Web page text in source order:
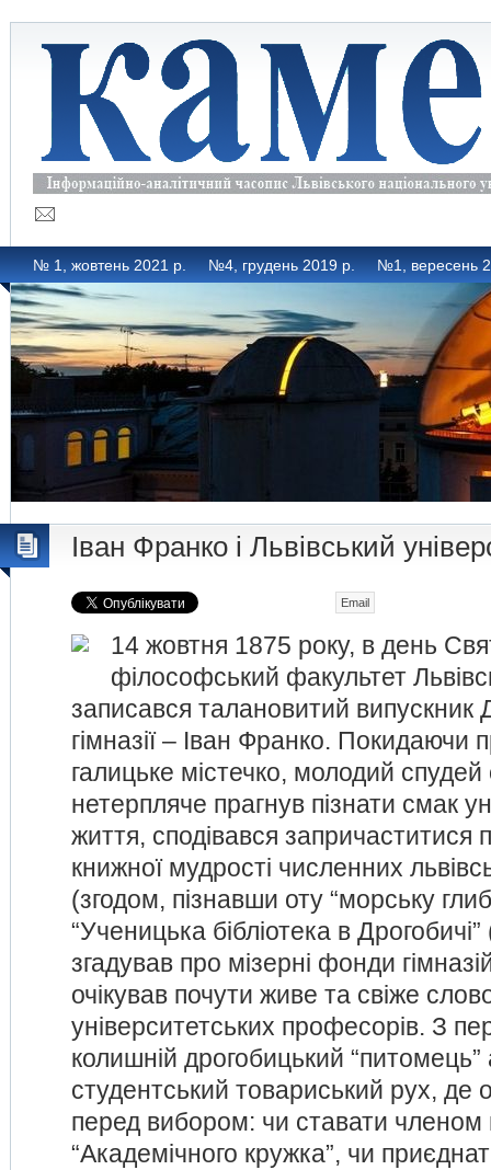
№ 1, жовтень 2021 р. №4, грудень 2019 р. №1, вересень
Іван Франко і Львівський
Email
14 жовтня 1875 року, в день
філософський факультет
записався талановитий випускник
гімназії – Іван Франко. Покидаючи
галицьке містечко, молодий
нетерпляче прагнув пізнати смак
життя, сподівався запричаститися
книжної мудрості численних
(згодом, пізнавши оту “морську
“Ученицька бібліотека в
згадував про мізерні фонди
очікував почути живе та свіже
університетських професорів. З
колишній дрогобицький “питомець”
студентський товариський рух, де
перед вибором: чи ставати членом
“Академічного кружка”, чи